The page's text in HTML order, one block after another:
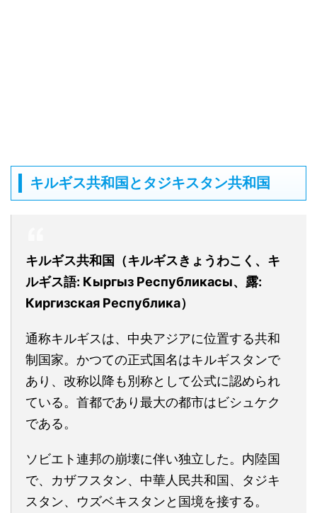
キルギス共和国とタジキスタン共和国
キルギス共和国（キルギスきょうわこく、キ
ルギス語: Кыргыз Республикасы、露:
Киргизская Республика）
通称キルギスは、中央アジアに位置する共和
制国家。かつての正式国名はキルギスタンで
あり、改称以降も別称として公式に認められ
ている。首都であり最大の都市はビシュケク
である。
ソビエト連邦の崩壊に伴い独立した。内陸国
で、カザフスタン、中華人民共和国、タジキ
スタン、ウズベキスタンと国境を接する。